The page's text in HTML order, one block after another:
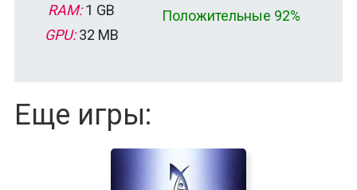
RAM:1 GB
GPU:32 MB
Положительные 92%
Еще игры: